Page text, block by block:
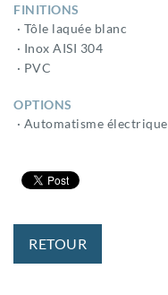
FINITIONS
· Tôle laquée blanc
· Inox AISI 304
· PVC
OPTIONS
· Automatisme électrique
RETOUR